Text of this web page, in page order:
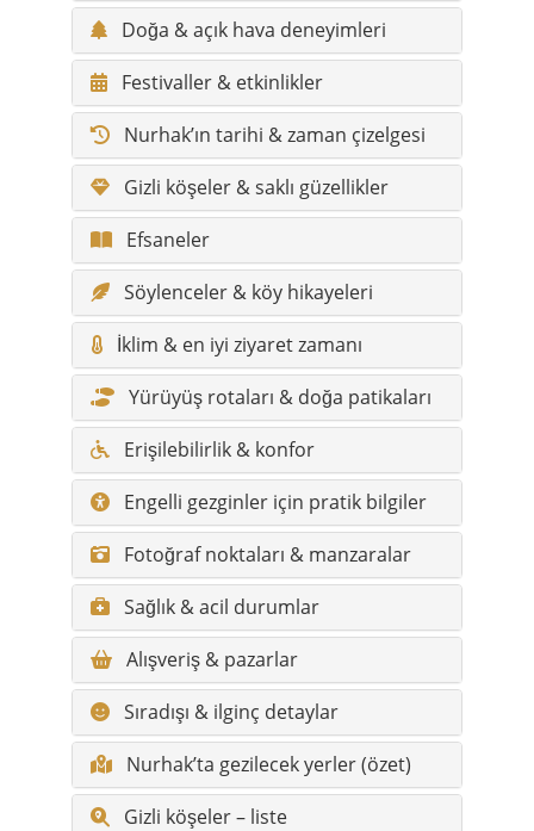
Doğa & açık hava deneyimleri
Festivaller & etkinlikler
Nurhak’ın tarihi & zaman çizelgesi
Gizli köşeler & saklı güzellikler
Efsaneler
Söylenceler & köy hikayeleri
İklim & en iyi ziyaret zamanı
Yürüyüş rotaları & doğa patikaları
Erişilebilirlik & konfor
Engelli gezginler için pratik bilgiler
Fotoğraf noktaları & manzaralar
Sağlık & acil durumlar
Alışveriş & pazarlar
Sıradışı & ilginç detaylar
Nurhak’ta gezilecek yerler (özet)
Gizli köşeler – liste